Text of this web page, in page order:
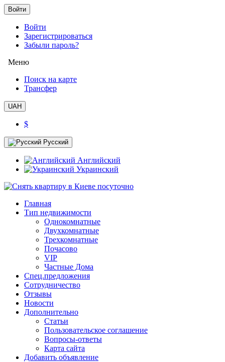
Войти
Войти
Зарегистрироваться
Забыли пароль?
Меню
Поиск на карте
Трансфер
UAH
$
Русский
Английский
Украинский
Главная
Тип недвижимости
Однокомнатные
Двухкомнатные
Трехкомнатные
Почасово
VIP
Частные Дома
Спец.предложения
Сотрудничество
Отзывы
Новости
Дополнительно
Статьи
Пользовательское соглашение
Вопросы-ответы
Карта сайта
Добавить объявление